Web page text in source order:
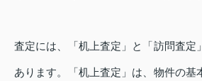
査定には、「机上査定」と「訪問査定
あります。「机上査定」は、物件の基